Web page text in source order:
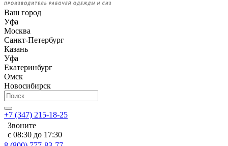
Ваш город
Уфа
Москва
Санкт-Петербург
Казань
Уфа
Екатеринбург
Омск
Новосибирск
+7 (347) 215-18-25
Звоните
с 08:30 до 17:30